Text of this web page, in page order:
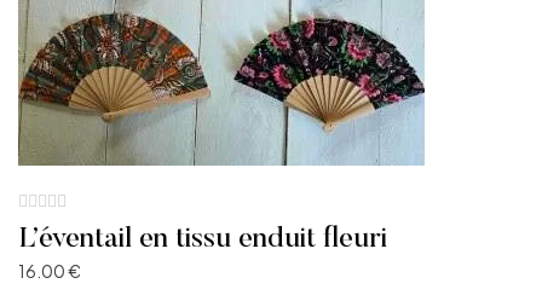
L’éventail en tissu enduit fleuri
16.00€